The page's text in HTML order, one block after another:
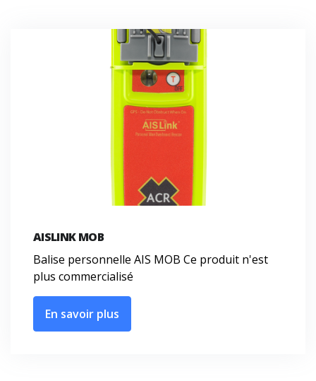
AISLINK MOB
Balise personnelle AIS MOB Ce produit n'est
plus commercialisé
En savoir plus